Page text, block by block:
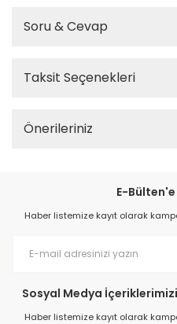
Soru & Cevap
Taksit Seçenekleri
Önerileriniz
E-Bülten'e
Haber listemize kayıt olarak
Sosyal Medya
Haber listemize kayıt olarak